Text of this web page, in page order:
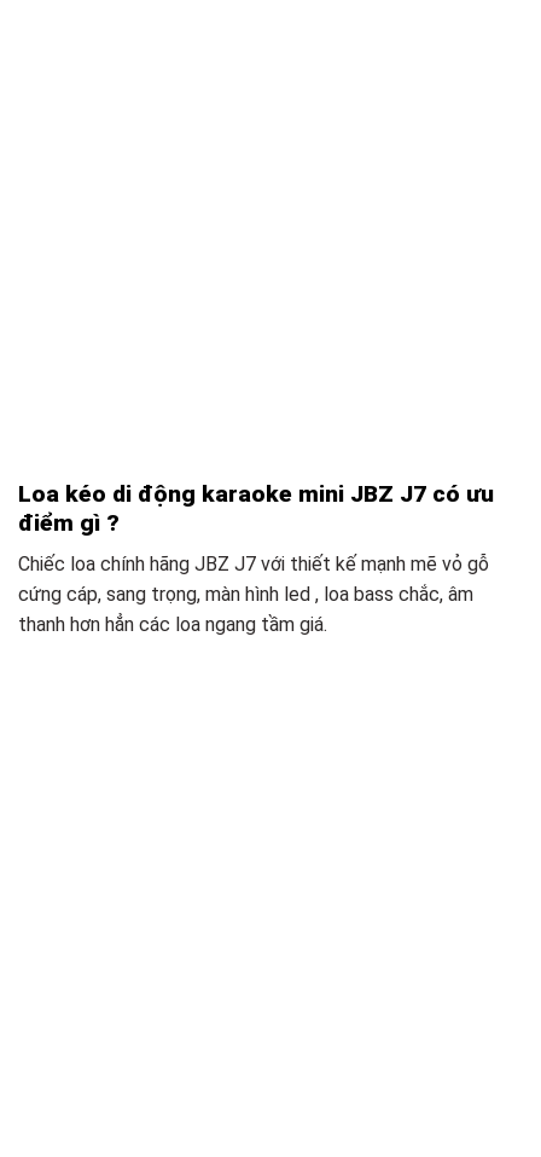
Loa kéo di động karaoke mini JBZ J7 có ưu
điểm gì ?
Chiếc loa chính hãng JBZ J7 với thiết kế mạnh mẽ vỏ gỗ
cứng cáp, sang trọng, màn hình led , loa bass chắc, âm
thanh hơn hẳn các loa ngang tầm giá.